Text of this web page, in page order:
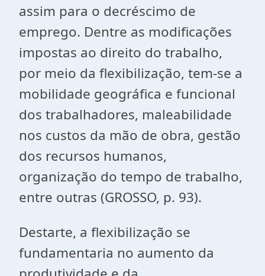
assim para o decréscimo de
emprego. Dentre as modificações
impostas ao direito do trabalho,
por meio da flexibilização, tem-se a
mobilidade geográfica e funcional
dos trabalhadores, maleabilidade
nos custos da mão de obra, gestão
dos recursos humanos,
organização do tempo de trabalho,
entre outras (GROSSO, p. 93).
Destarte, a flexibilização se
fundamentaria no aumento da